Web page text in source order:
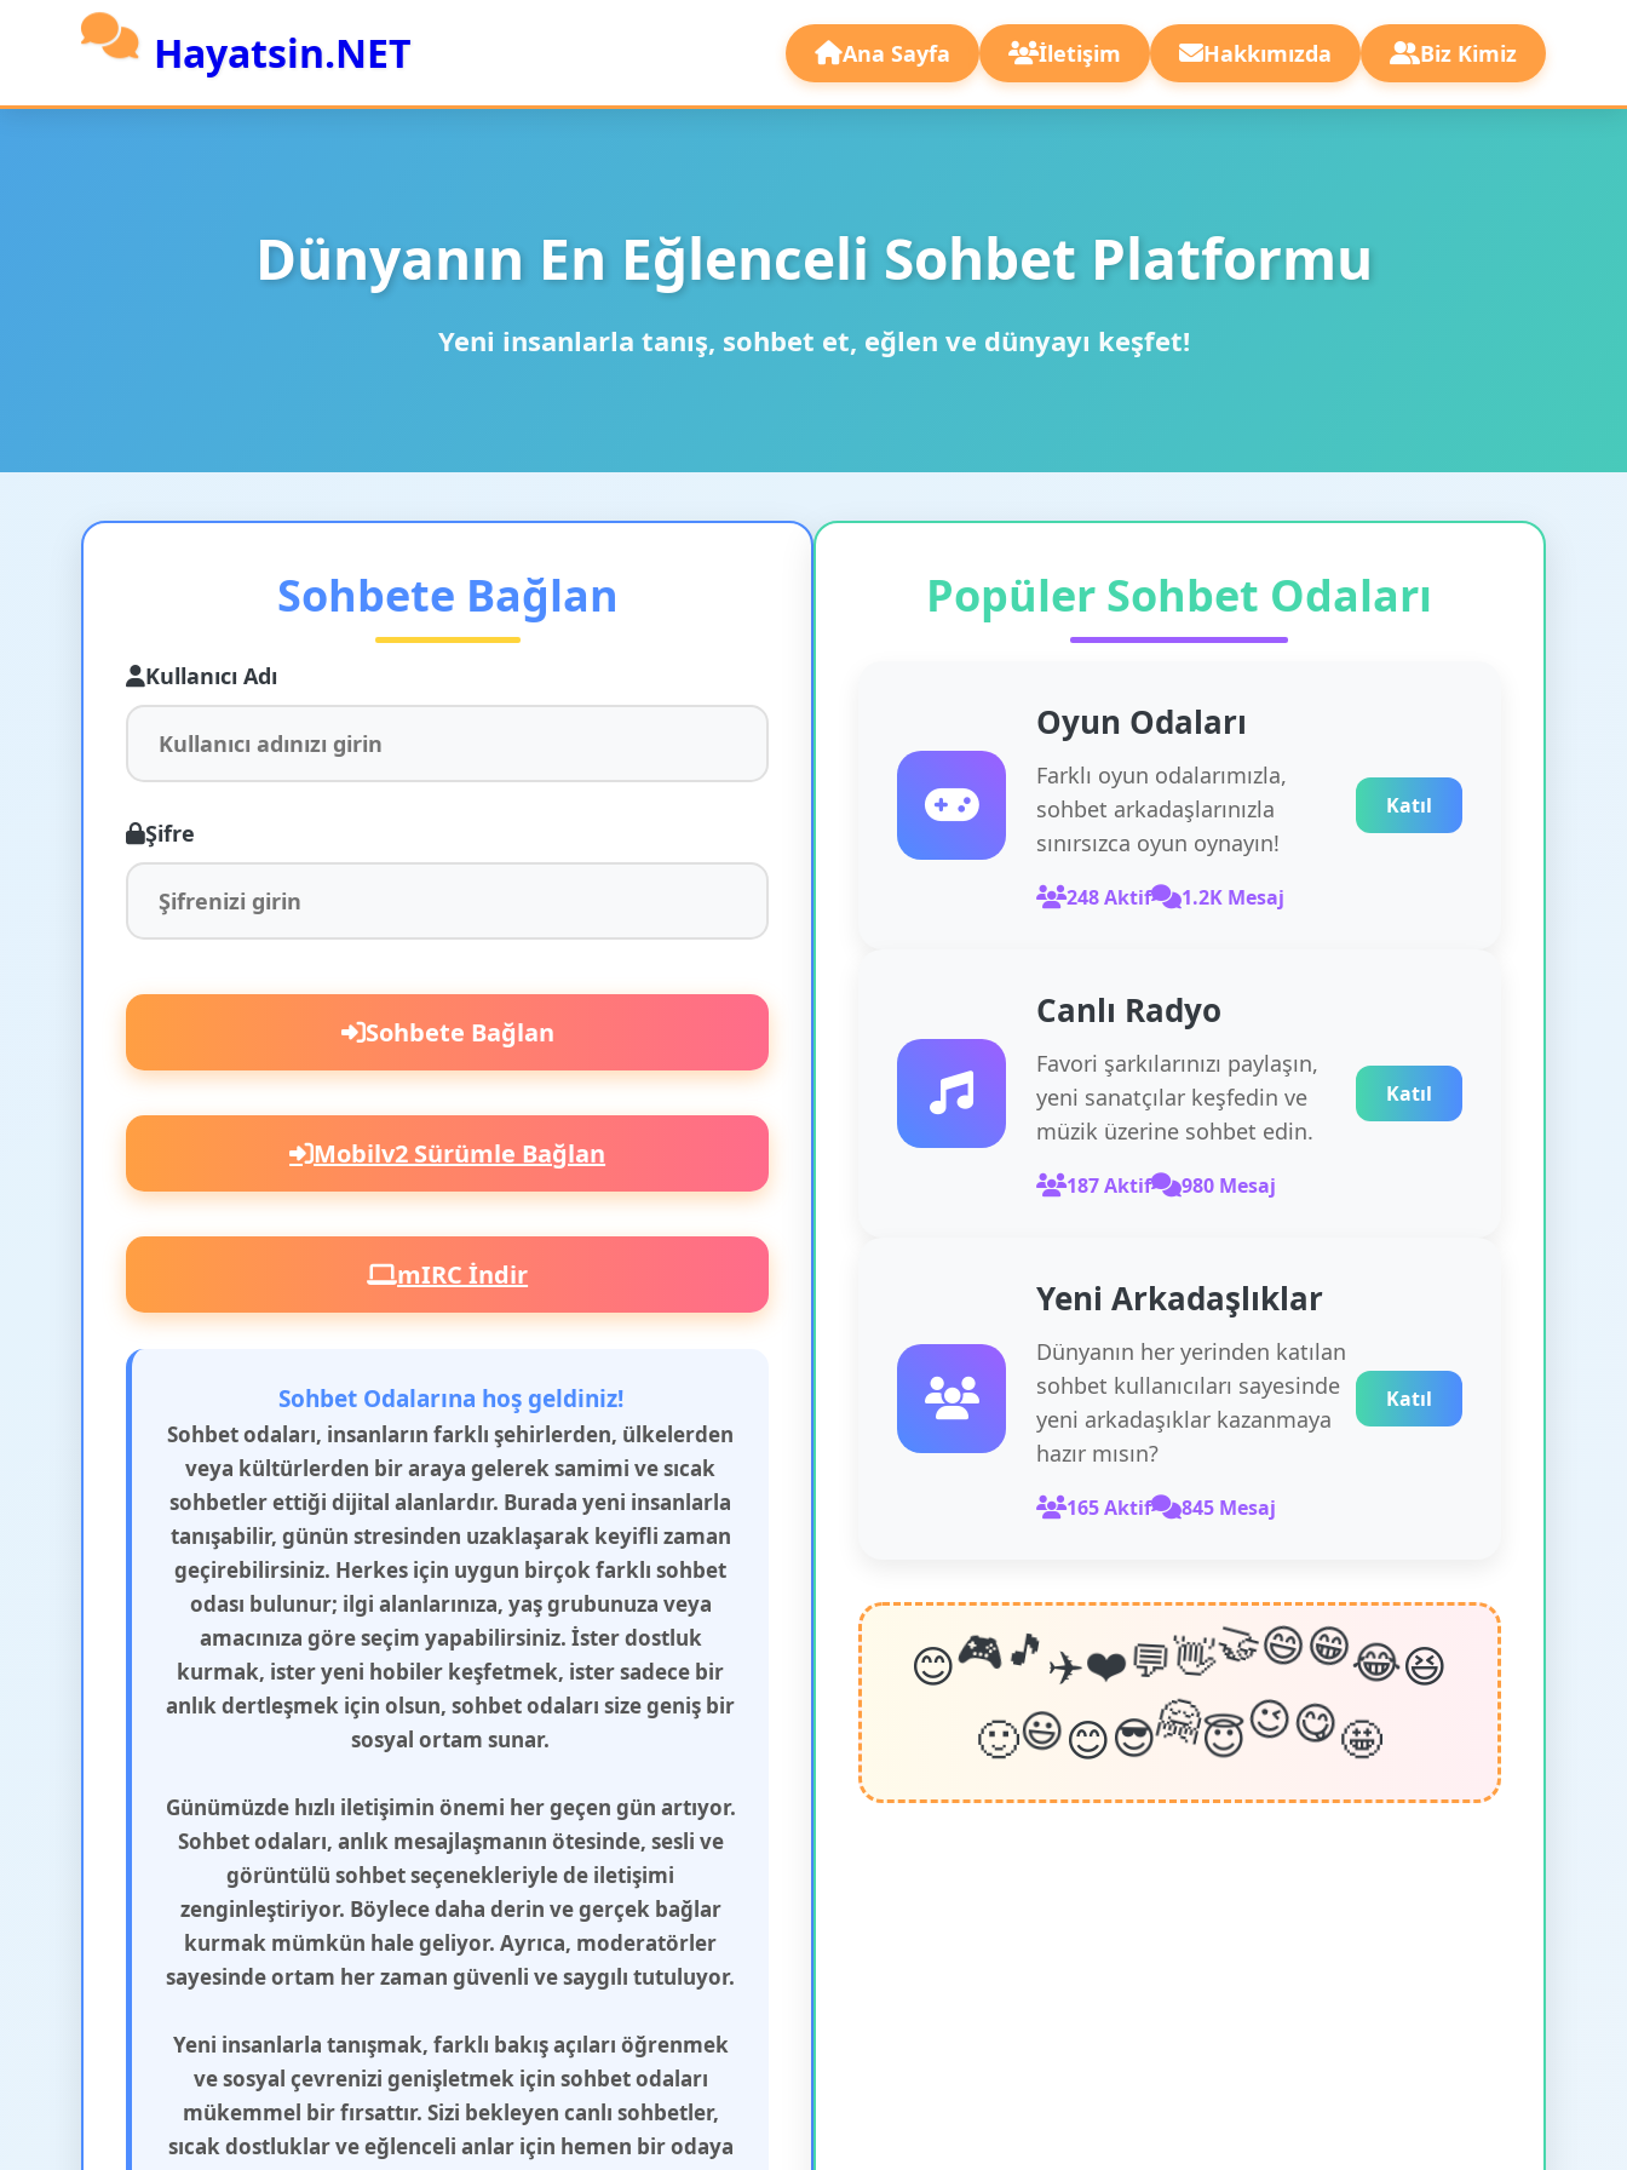
Hayatsin.NET Ana Sayfa İletişim Hakkımızda Biz Kimiz
Dünyanın En Eğlenceli Sohbet Platformu
Yeni insanlarla tanış, sohbet et, eğlen ve dünyayı keşfet!
Sohbete Bağlan
Kullanıcı Adı
Şifre
Sohbete Bağlan
Mobilv2 Sürümle Bağlan
mIRC İndir
Sohbet Odalarına hoş geldiniz!
Sohbet odaları, insanların farklı şehirlerden, ülkelerden
veya kültürlerden bir araya gelerek samimi ve sıcak
sohbetler ettiği dijital alanlardır. Burada yeni insanlarla
tanışabilir, günün stresinden uzaklaşarak keyifli zaman
geçirebilirsiniz. Herkes için uygun birçok farklı sohbet
odası bulunur; ilgi alanlarınıza, yaş grubunuza veya
amacınıza göre seçim yapabilirsiniz. İster dostluk
kurmak, ister yeni hobiler keşfetmek, ister sadece bir
anlık dertleşmek için olsun, sohbet odaları size geniş bir
sosyal ortam sunar.
Günümüzde hızlı iletişimin önemi her geçen gün artıyor.
Sohbet odaları, anlık mesajlaşmanın ötesinde, sesli ve
görüntülü sohbet seçenekleriyle de iletişimi
zenginleştiriyor. Böylece daha derin ve gerçek bağlar
kurmak mümkün hale geliyor. Ayrıca, moderatörler
sayesinde ortam her zaman güvenli ve saygılı tutuluyor.
Yeni insanlarla tanışmak, farklı bakış açıları öğrenmek
ve sosyal çevrenizi genişletmek için sohbet odaları
mükemmel bir fırsattır. Sizi bekleyen canlı sohbetler,
sıcak dostluklar ve eğlenceli anlar için hemen bir odaya
Popüler Sohbet Odaları
Oyun Odaları
Farklı oyun odalarımızla,
sohbet arkadaşlarınızla
sınırsızca oyun oynayın!
248 Aktif 1.2K Mesaj
Katıl
Canlı Radyo
Favori şarkılarınızı paylaşın,
yeni sanatçılar keşfedin ve
müzik üzerine sohbet edin.
187 Aktif 980 Mesaj
Katıl
Yeni Arkadaşlıklar
Dünyanın her yerinden katılan
sohbet kullanıcıları sayesinde
yeni arkadaşıklar kazanmaya
hazır mısın?
165 Aktif 845 Mesaj
Katıl
😊🎮🎵✈️❤️💬👋🤝😄😁😂😆
🙂😃😊😎🤗😇😉😋🤩